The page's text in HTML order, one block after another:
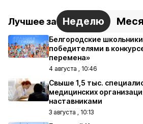
Лучшее за Неделю
Белгородские
победителями в
перемена»
4 августа , 10:46
Свыше 1,5 тыс.
медицинских
наставниками
3 августа , 10:13